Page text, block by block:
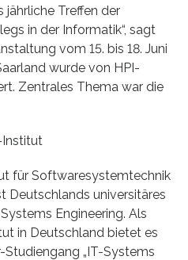
jährliche Treffen der
in der Informatik“, sagt
vom 15. bis 18. Juni
wurde von HPI-
Zentrales Thema war die
für Softwaresystemtechnik
Deutschlands universitäres
Engineering. Als
in Deutschland bietet es
„IT-Systems